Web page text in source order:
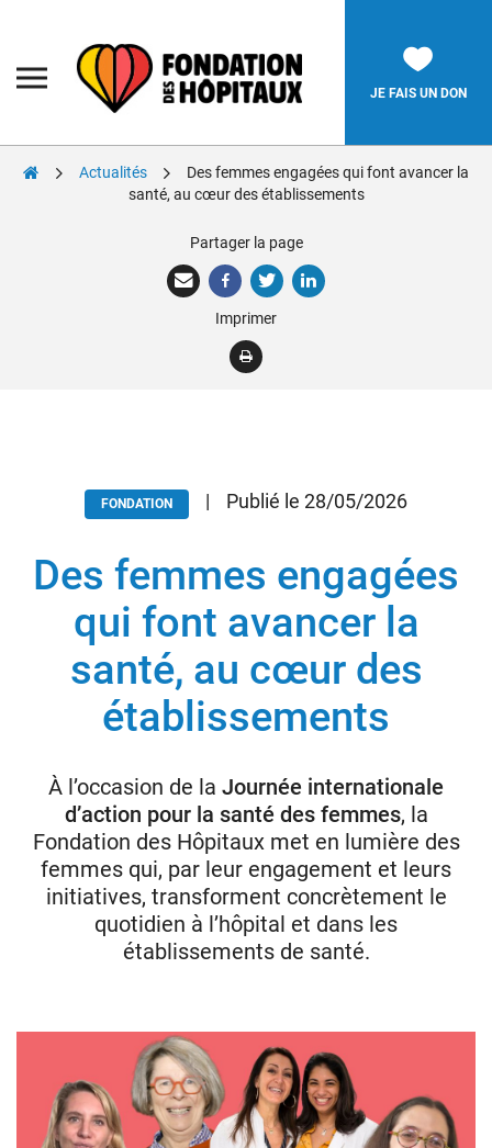
des
Hôpitaux
JE FAIS UN DON
Nous soutenir
Donateurs
Actualités
Des femmes engagées qui font avancer la
santé, au cœur des établissements
Partager la page
Imprimer
FONDATION | Publié le 28/05/2026
Des femmes engagées
qui font avancer la
santé, au cœur des
établissements
À l’occasion de la Journée internationale
d’action pour la santé des femmes, la
Fondation des Hôpitaux met en lumière des
femmes qui, par leur engagement et leurs
initiatives, transforment concrètement le
quotidien à l’hôpital et dans les
établissements de santé.